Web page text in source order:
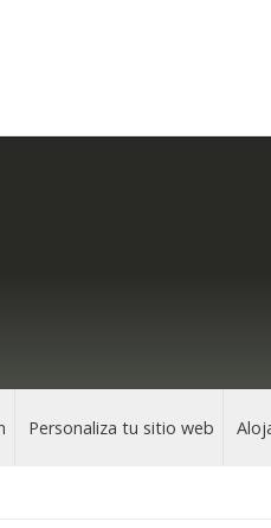
Personaliza tu sitio web